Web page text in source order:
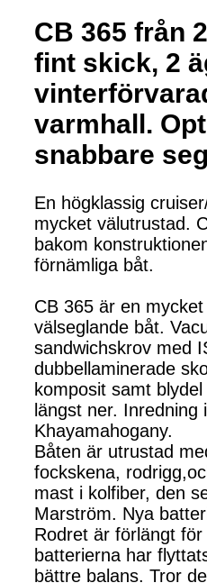
CB 365 från
fint skick, 2
varmhall.
snabbare
En högklassig
mycket välutrustad.
bakom
förnämliga båt.
CB 365 är en
välseglande båt.
sandwichskrov med
dubbellaminerade
komposit samt
längst ner. Inredning
Khayamahogany.
Båten är utrustad
fockskena,
mast i kolfiber, den
Marström. Nya
Rodret är förlängt
batterierna har
bättre balans. Tror